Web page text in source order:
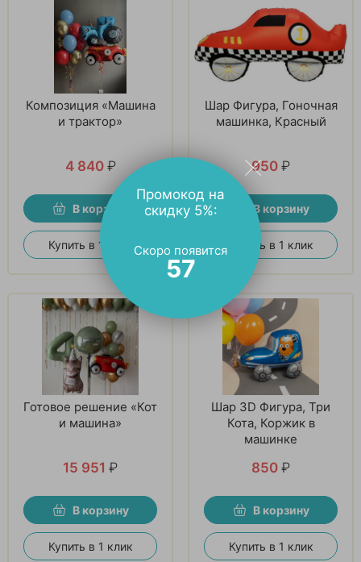
Композиция «Машина
и трактор»
4 840 ₽
В корзину
Купить в 1 клик
Шар Фигура, Гоночная
машинка, Красный
950 ₽
В корзину
Купить в 1 клик
Готовое решение «Кот
и машина»
15 951 ₽
В корзину
Купить в 1 клик
Шар 3D Фигура, Три
Кота, Коржик в
машинке
850 ₽
В корзину
Купить в 1 клик
Промокод на
скидку 5%:
Скоро появится
56